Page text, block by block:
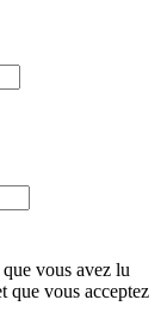
vous avez lu
que vous acceptez